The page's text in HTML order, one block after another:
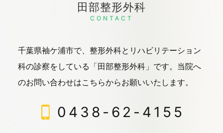
田部整形外科
CONTACT
千葉県袖ケ浦市で、整形外科とリハビリテーション
科の診察をしている「田部整形外科」です。 当院へ
のお問い合わせはこちらからお願いいたします。
0438-62-4155